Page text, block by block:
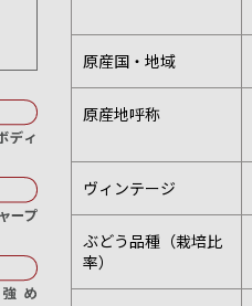
原産国・地域
原産地呼称
ヴィンテージ
ぶどう品種（栽培比
率）